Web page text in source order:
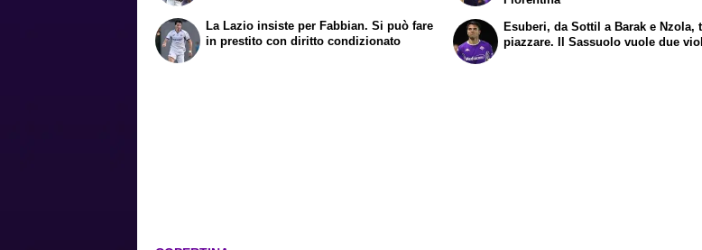
La Lazio insiste per Fabbian. Si può fare
in prestito con diritto condizionato
Esuberi, da Sottil a Barak e Nzola,
piazzare. Il Sassuolo vuole due